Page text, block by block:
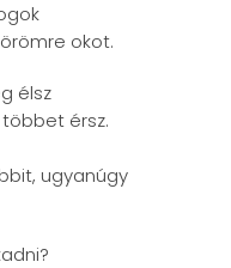
okot.
élsz
érsz.
ugyanúgy